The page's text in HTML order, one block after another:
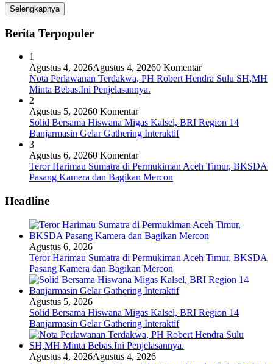
Selengkapnya
Berita Terpopuler
1
Agustus 4, 2026Agustus 4, 20260 Komentar
Nota Perlawanan Terdakwa, PH Robert Hendra Sulu SH,MH
Minta Bebas.Ini Penjelasannya.
2
Agustus 5, 20260 Komentar
Solid Bersama Hiswana Migas Kalsel, BRI Region 14
Banjarmasin Gelar Gathering Interaktif
3
Agustus 6, 20260 Komentar
Teror Harimau Sumatra di Permukiman Aceh Timur, BKSDA
Pasang Kamera dan Bagikan Mercon
Headline
Agustus 6, 2026
Teror Harimau Sumatra di Permukiman Aceh Timur, BKSDA
Pasang Kamera dan Bagikan Mercon
Agustus 5, 2026
Solid Bersama Hiswana Migas Kalsel, BRI Region 14
Banjarmasin Gelar Gathering Interaktif
Agustus 4, 2026Agustus 4, 2026